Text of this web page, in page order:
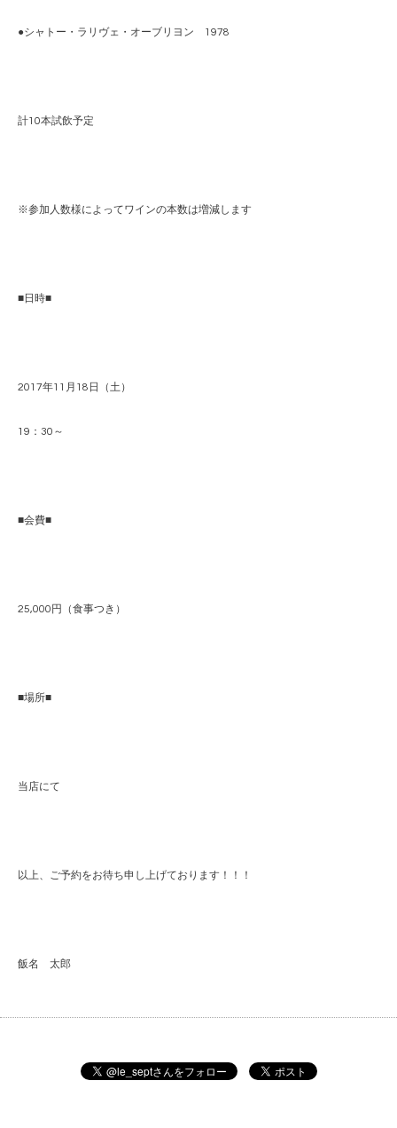
●シャトー・ラリヴェ・オーブリヨン 1978
計10本試飲予定
※参加人数様によってワインの本数は増減します
■日時■
2017年11月18日（土）
19：30～
■会費■
25,000円（食事つき）
■場所■
当店にて
以上、ご予約をお待ち申し上げております！！！
飯名 太郎